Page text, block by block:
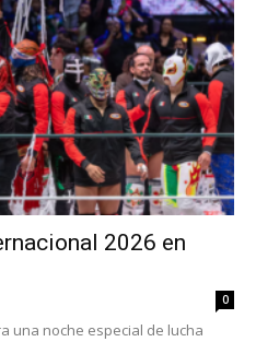
2026 en
0
una noche especial de lucha